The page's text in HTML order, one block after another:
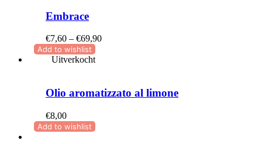
Embrace
€7,60 – €69,90Prijsklasse:
Add to wishlist
Uitverkocht
Olio aromatizzato al limone
€8,00
Add to wishlist